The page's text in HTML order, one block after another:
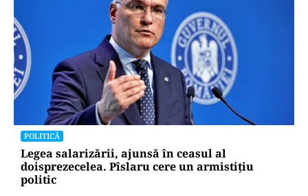
POLITICĂ
Legea salarizării, ajunsă în ceasul al
doisprezecelea. Pîslaru cere un armistițiu
politic